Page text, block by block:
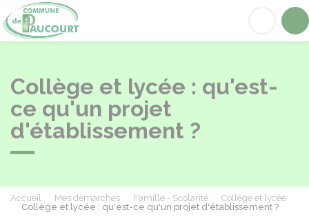
Collège et lycée : qu'est-
ce qu'un projet
d'établissement ?
Accueil Mes démarches Famille - Scolarité
Collège et lycée
Collège et lycée : qu'est-ce qu'un projet d'établissement ?